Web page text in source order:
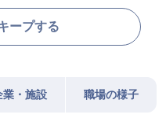
ープする
業・施設 職場の様子